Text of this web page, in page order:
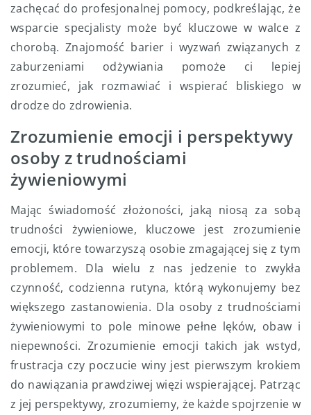
zachęcać do profesjonalnej pomocy, podkreślając, że
wsparcie specjalisty może być kluczowe w walce z
chorobą. Znajomość barier i wyzwań związanych z
zaburzeniami odżywiania pomoże ci lepiej
zrozumieć, jak rozmawiać i wspierać bliskiego w
drodze do zdrowienia.
Zrozumienie emocji i perspektywy
osoby z trudnościami
żywieniowymi
Mając świadomość złożoności, jaką niosą za sobą
trudności żywieniowe, kluczowe jest zrozumienie
emocji, które towarzyszą osobie zmagającej się z tym
problemem. Dla wielu z nas jedzenie to zwykła
czynność, codzienna rutyna, którą wykonujemy bez
większego zastanowienia. Dla osoby z trudnościami
żywieniowymi to pole minowe pełne lęków, obaw i
niepewności. Zrozumienie emocji takich jak wstyd,
frustracja czy poczucie winy jest pierwszym krokiem
do nawiązania prawdziwej więzi wspierającej. Patrząc
z jej perspektywy, zrozumiemy, że każde spojrzenie w